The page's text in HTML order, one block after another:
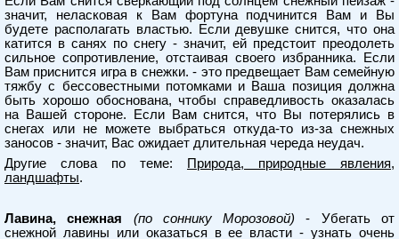
значит, неласковая к Вам фортуна подчинится Вам и Вы
будете располагать властью. Если девушке снится, что она
катится в санях по снегу - значит, ей предстоит преодолеть
сильное сопротивление, отстаивая своего избранника. Если
Вам приснится игра в снежки. - это предвещает Вам семейную
тяжбу с бессовестными потомками и Ваша позиция должна
быть хорошо обоснована, чтобы справедливость оказалась
на Вашей стороне. Если Вам снится, что Вы потерялись в
снегах или не можете выбраться откуда-то из-за снежных
заносов - значит, Вас ожидает длительная череда неудач.
Другие слова по теме:
Природа, природные явления,
ландшафты.
Лавина, снежная (по соннику Морозовой) - Убегать от
снежной лавины или оказаться в ее власти - узнать очень